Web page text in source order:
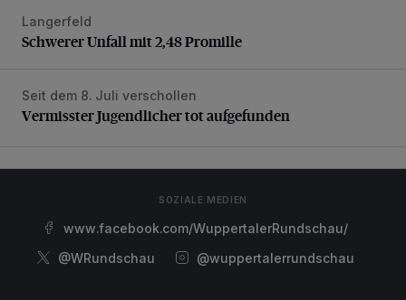
Schwerer Unfall mit 2,48 Promille
Langerfeld
Schwerer Unfall mit 2,48 Promille
Vermisster Jugendlicher tot aufgefunden
Seit dem 8. Juli verschollen
Vermisster Jugendlicher tot aufgefunden
SOZIALE MEDIEN
www.facebook.com/WuppertalerRundschau/
@WRundschau
@wuppertalerrundschau